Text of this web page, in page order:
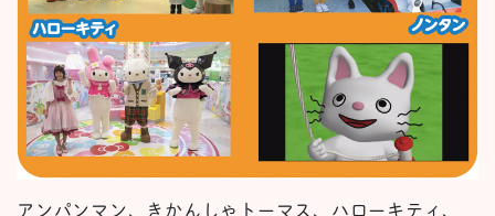
アンパンマン、きかんしゃトーマス、ハローキティ、